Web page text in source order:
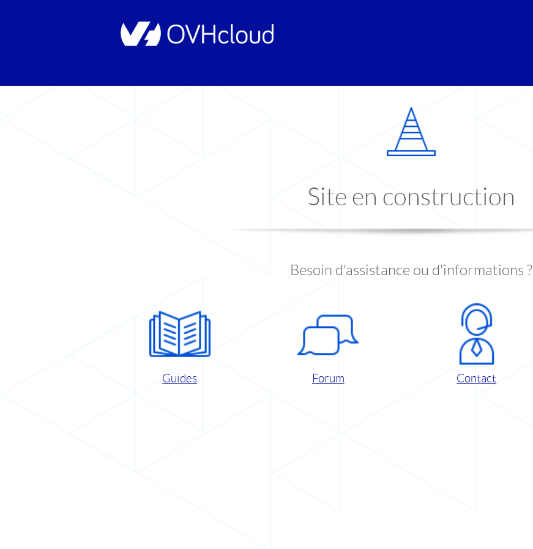
Site en construction
Besoin d'assistance ou d'informations ?
Guides Forum Contact